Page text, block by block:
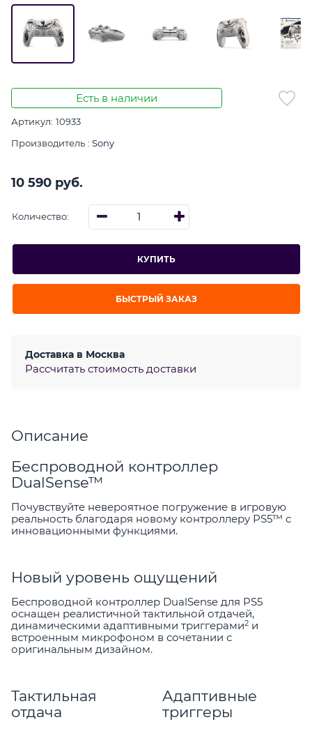
Есть в наличии
Артикул: 10933
Производитель : Sony
10 590 руб.
Количество:
КУПИТЬ
БЫСТРЫЙ ЗАКАЗ
Доставка в Москва
Рассчитать стоимость доставки
Описание
Беспроводной контроллер
DualSense™
Почувствуйте невероятное погружение в игровую
реальность благодаря новому контроллеру PS5™ с
инновационными функциями.
Новый уровень ощущений
Беспроводной контроллер DualSense для PS5
оснащен реалистичной тактильной отдачей,
динамическими адаптивными триггерами2 и
встроенным микрофоном в сочетании с
оригинальным дизайном.
Тактильная
отдача
Адаптивные
триггеры